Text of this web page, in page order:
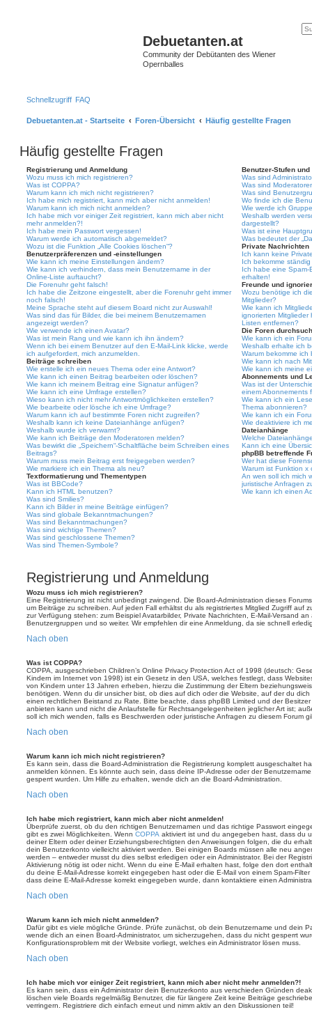
Debuetanten.at
Community der Debütanten des Wiener
Opernballes
Schnellzugriff FAQ
Debuetanten.at - Startseite Foren-Übersicht Häufig gestellte Fragen
Häufig gestellte Fragen
Registrierung und Anmeldung
Wozu muss ich mich registrieren?
Was ist COPPA?
Warum kann ich mich nicht registrieren?
Ich habe mich registriert, kann mich aber nicht anmelden!
Warum kann ich mich nicht anmelden?
Ich habe mich vor einiger Zeit registriert, kann mich aber nicht
mehr anmelden?!
Ich habe mein Passwort vergessen!
Warum werde ich automatisch abgemeldet?
Wozu ist die Funktion „Alle Cookies löschen“?
Benutzerpräferenzen und -einstellungen
Wie kann ich meine Einstellungen ändern?
Wie kann ich verhindern, dass mein Benutzername in der
Online-Liste auftaucht?
Die Forenuhr geht falsch!
Ich habe die Zeitzone eingestellt, aber die Forenuhr geht immer
noch falsch!
Meine Sprache steht auf diesem Board nicht zur Auswahl!
Was sind das für Bilder, die bei meinem Benutzernamen
angezeigt werden?
Wie verwende ich einen Avatar?
Was ist mein Rang und wie kann ich ihn ändern?
Wenn ich bei einem Benutzer auf den E-Mail-Link klicke, werde
ich aufgefordert, mich anzumelden.
Beiträge schreiben
Wie erstelle ich ein neues Thema oder eine Antwort?
Wie kann ich einen Beitrag bearbeiten oder löschen?
Wie kann ich meinem Beitrag eine Signatur anfügen?
Wie kann ich eine Umfrage erstellen?
Wieso kann ich nicht mehr Antwortmöglichkeiten erstellen?
Wie bearbeite oder lösche ich eine Umfrage?
Warum kann ich auf bestimmte Foren nicht zugreifen?
Weshalb kann ich keine Dateianhänge anfügen?
Weshalb wurde ich verwarnt?
Wie kann ich Beiträge den Moderatoren melden?
Was bewirkt die „Speichern“-Schaltfläche beim Schreiben eines
Beitrags?
Warum muss mein Beitrag erst freigegeben werden?
Wie markiere ich ein Thema als neu?
Textformatierung und Thementypen
Was ist BBCode?
Kann ich HTML benutzen?
Was sind Smilies?
Kann ich Bilder in meine Beiträge einfügen?
Was sind globale Bekanntmachungen?
Was sind Bekanntmachungen?
Was sind wichtige Themen?
Was sind geschlossene Themen?
Was sind Themen-Symbole?
Benutzer-Stufen und
Was sind
Was sind
Was sind
Wo finde ich die
Wie werde ich
Weshalb werden
dargestellt?
Was ist eine
Was bedeutet der
Private Nachrichten
Ich kann keine
Ich bekomme
Ich habe eine Spam-
erhalten!
Freunde und
Wozu benötige ich
Mitglieder?
Wie kann ich
ignorierten
Listen entfernen?
Die Foren
Wie kann ich ein
Weshalb erhalte ich
Warum bekomme
Wie kann ich nach
Wie kann ich meine
Abonnements und
Was ist der
einem Abonnements
Wie kann ich ein
Thema abonnieren?
Wie kann ich ein
Wie deaktiviere ich
Dateianhänge
Welche
Kann ich eine
phpBB betreffende
Wer hat diese
Warum ist Funktion
An wen soll ich mich
juristische Anfragen
Wie kann ich einen
Registrierung und Anmeldung
Wozu muss ich mich registrieren?
Eine Registrierung ist nicht unbedingt zwingend. Die Board-Administration dieses
um Beiträge zu schreiben. Auf jeden Fall erhältst du als registriertes Mitglied Zugriff auf
zur Verfügung stehen: zum Beispiel Avatarbilder, Private Nachrichten, E-Mail-Versand
Benutzergruppen und so weiter. Wir empfehlen dir eine Anmeldung, da sie schnell
Nach oben
Was ist COPPA?
COPPA, ausgeschrieben Children’s Online Privacy Protection Act of 1998 (deutsch:
Kindern im Internet von 1998) ist ein Gesetz in den USA, welches festlegt, dass
von Kindern unter 13 Jahren erheben, hierzu die Zustimmung der Eltern
benötigen. Wenn du dir unsicher bist, ob dies auf dich oder die Website, auf der du
einen rechtlichen Beistand zu Rate. Bitte beachte, dass phpBB Limited und der
anbieten kann und nicht die Anlaufstelle für Rechtsangelegenheiten jeglicher Art ist;
soll ich mich wenden, falls es Beschwerden oder juristische Anfragen zu diesem Forum
Nach oben
Warum kann ich mich nicht registrieren?
Es kann sein, dass die Board-Administration die Registrierung komplett ausgeschaltet
anmelden können. Es könnte auch sein, dass deine IP-Adresse oder der
gesperrt wurden. Um Hilfe zu erhalten, wende dich an die Board-Administration.
Nach oben
Ich habe mich registriert, kann mich aber nicht anmelden!
Überprüfe zuerst, ob du den richtigen Benutzernamen und das richtige Passwort
gibt es zwei Möglichkeiten. Wenn COPPA aktiviert ist und du angegeben hast, dass du
deiner Eltern oder deiner Erziehungsberechtigten den Anweisungen folgen, die du
dein Benutzerkonto vielleicht aktiviert werden. Bei einigen Boards müssen alle neu
werden – entweder musst du dies selbst erledigen oder ein Administrator. Bei der
Aktivierung nötig ist oder nicht. Wenn du eine E-Mail erhalten hast, folge den dort
du deine E-Mail-Adresse korrekt eingegeben hast oder die E-Mail von einem Spam-
dass deine E-Mail-Adresse korrekt eingegeben wurde, dann kontaktiere einen
Nach oben
Warum kann ich mich nicht anmelden?
Dafür gibt es viele mögliche Gründe. Prüfe zunächst, ob dein Benutzername und dein
wende dich an einen Board-Administrator, um sicherzugehen, dass du nicht gesperrt
Konfigurationsproblem mit der Website vorliegt, welches ein Administrator lösen muss.
Nach oben
Ich habe mich vor einiger Zeit registriert, kann mich aber nicht mehr anmelden?!
Es kann sein, dass ein Administrator dein Benutzerkonto aus verschieden Gründen
löschen viele Boards regelmäßig Benutzer, die für längere Zeit keine Beiträge
verringern. Registriere dich einfach erneut und nimm aktiv an den Diskussionen teil!